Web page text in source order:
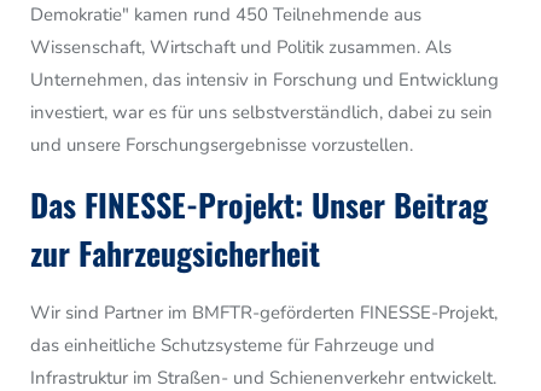
Demokratie" kamen rund 450 Teilnehmende aus
Wissenschaft, Wirtschaft und Politik zusammen. Als
Unternehmen, das intensiv in Forschung und Entwicklung
investiert, war es für uns selbstverständlich, dabei zu sein
und unsere Forschungsergebnisse vorzustellen.
Das FINESSE-Projekt: Unser Beitrag
zur Fahrzeugsicherheit
Wir sind Partner im BMFTR-geförderten FINESSE-Projekt,
das einheitliche Schutzsysteme für Fahrzeuge und
Infrastruktur im Straßen- und Schienenverkehr entwickelt.